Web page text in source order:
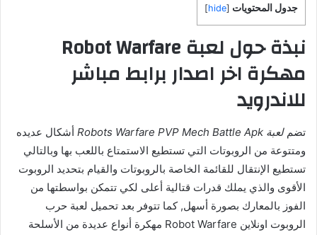
جدول المحتويات [
hide
]
نبذة حول لعبة Robot Warfare
مهكرة اخر اصدار برابط مباشر
للاندرويد
تضملعبة Robots Warfare PVP Mech Battle Apk
أشكال عديده
ومتتوعة من الروبوتات التي تستطيع الاستمتاع باللعب بها وبالتالي
تستطيع الإنتقال للقائمة الخاصة بالروبوتات والقيام بتحديد الروبوت
الأقوى والذي يملك قدرات قتالية أعلى لكي تتمكن بواسطتها من
الفوز بالمعارك بصورة أسهل, كما تتوفر بعد تحميل لعبة حرب
الروبوت اونلاين Robot Warfare مهكرة أنواع عديدة من الأسلحة